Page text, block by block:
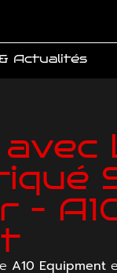
Actualités
–
A10 Equipment